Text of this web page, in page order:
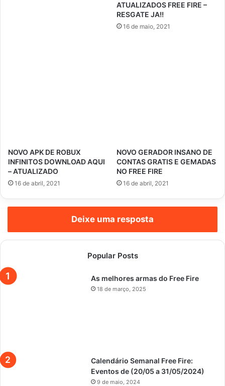
ATUALIZADOS FREE FIRE –
RESGATE JA!!
16 de maio, 2021
NOVO APK DE ROBUX
INFINITOS DOWNLOAD AQUI
– ATUALIZADO
16 de abril, 2021
NOVO GERADOR INSANO DE
CONTAS GRATIS E GEMADAS
NO FREE FIRE
16 de abril, 2021
Deixe uma resposta
Popular Posts
As melhores armas do Free Fire
18 de março, 2025
Calendário Semanal Free Fire:
Eventos de (20/05 a 31/05/2024)
9 de maio, 2024